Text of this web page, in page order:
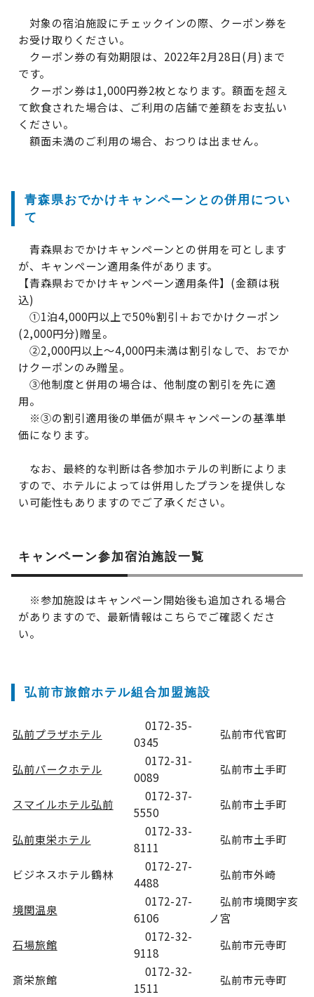
対象の宿泊施設にチェックインの際、クーポン券を
お受け取りください。
クーポン券の有効期限は、2022年2月28日(月)まで
です。
クーポン券は1,000円券2枚となります。額面を超え
て飲食された場合は、ご利用の店舗で差額をお支払い
ください。
額面未満のご利用の場合、おつりは出ません。
青森県おでかけキャンペーンとの併用につい
て
青森県おでかけキャンペーンとの併用を可とします
が、キャンペーン適用条件があります。
【青森県おでかけキャンペーン適用条件】(金額は税
込)
①1泊4,000円以上で50%割引＋おでかけクーポン
(2,000円分)贈呈。
②2,000円以上～4,000円未満は割引なしで、おでか
けクーポンのみ贈呈。
③他制度と併用の場合は、他制度の割引を先に適
用。
※③の割引適用後の単価が県キャンペーンの基準単
価になります。
なお、最終的な判断は各参加ホテルの判断によりま
すので、ホテルによっては併用したプランを提供しな
い可能性もありますのでご了承ください。
キャンペーン参加宿泊施設一覧
※参加施設はキャンペーン開始後も追加される場合
がありますので、最新情報はこちらでご確認くださ
い。
弘前市旅館ホテル組合加盟施設
弘前プラザホテル
0172-35-
0345
弘前市代官町
弘前パークホテル
0172-31-
0089
弘前市土手町
スマイルホテル弘前
0172-37-
5550
弘前市土手町
弘前東栄ホテル
0172-33-
8111
弘前市土手町
ビジネスホテル鶴林
0172-27-
4488
弘前市外崎
境関温泉
0172-27-
6106
弘前市境関字亥
ノ宮
石場旅館
0172-32-
9118
弘前市元寺町
斎栄旅館
0172-32-
1511
弘前市元寺町